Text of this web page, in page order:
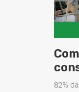
82%